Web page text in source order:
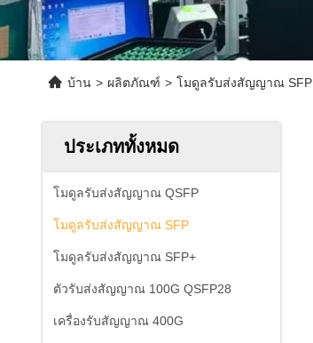
บ้าน > ผลิตภัณฑ์ > โมดูลรับส่งสัญญาณ SFP
ประเภททั้งหมด
โมดูลรับส่งสัญญาณ QSFP
โมดูลรับส่งสัญญาณ SFP
โมดูลรับส่งสัญญาณ SFP+
ตัวรับส่งสัญญาณ 100G QSFP28
เครื่องรับสัญญาณ 400G